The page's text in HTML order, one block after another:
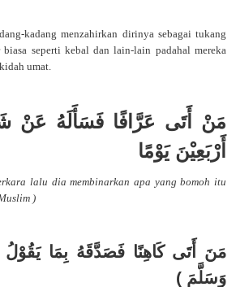
kadang menzahirkan dirinya sebagai tukang
seperti kebal dan lain-lain padahal mereka
umat.
مَنْ أَتَى عَرَّافًا فَسَأَلَهُ عَنْ
أَرْبَعِيْنَ يَوْمًا
lalu dia membinarkan apa yang bomoh itu
)
مَنَ أَتَى كَاهِنًا فَصَدَّقَهُ بِمَا
وَسَلَّمَ )